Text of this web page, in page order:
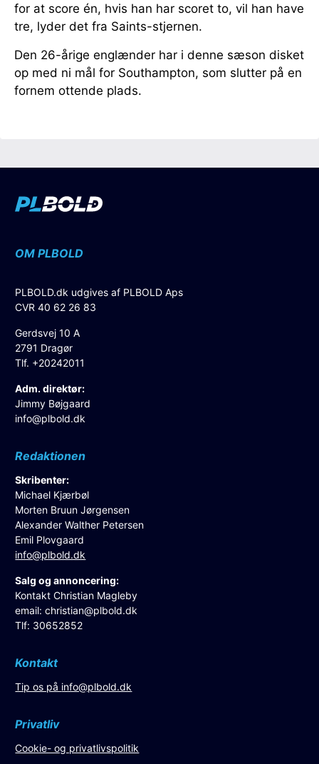
for at score én, hvis han har scoret to, vil han have
tre, lyder det fra Saints-stjernen.
Den 26-årige englænder har i denne sæson disket
op med ni mål for Southampton, som slutter på en
fornem ottende plads.
OM PLBOLD
PLBOLD.dk udgives af PLBOLD Aps
CVR 40 62 26 83
Gerdsvej 10 A
2791 Dragør
Tlf. +20242011
Adm. direktør:
Jimmy Bøjgaard
info@plbold.dk
Redaktionen
Skribenter:
Michael Kjærbøl
Morten Bruun Jørgensen
Alexander Walther Petersen
Emil Plovgaard
info@plbold.dk
Salg og annoncering:
Kontakt Christian Magleby
email:christian@plbold.dk
Tlf: 30652852
Kontakt
Tip os på info@plbold.dk
Privatliv
Cookie- og privatlivspolitik